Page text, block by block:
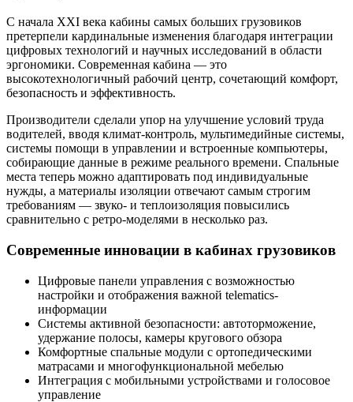
С начала XXI века кабины самых больших грузовиков
претерпели кардинальные изменения благодаря интеграции
цифровых технологий и научных исследований в области
эргономики. Современная кабина — это
высокотехнологичный рабочий центр, сочетающий комфорт,
безопасность и эффективность.
Производители сделали упор на улучшение условий труда
водителей, вводя климат-контроль, мультимедийные системы,
системы помощи в управлении и встроенные компьютеры,
собирающие данные в режиме реального времени. Спальные
места теперь можно адаптировать под индивидуальные
нужды, а материалы изоляции отвечают самым строгим
требованиям — звуко- и теплоизоляция повысились
сравнительно с ретро-моделями в несколько раз.
Современные инновации в кабинах грузовиков
Цифровые панели управления с возможностью
настройки и отображения важной telematics-
информации
Системы активной безопасности: автоторможение,
удержание полосы, камеры кругового обзора
Комфортные спальные модули с ортопедическими
матрасами и многофункциональной мебелью
Интеграция с мобильными устройствами и голосовое
управление